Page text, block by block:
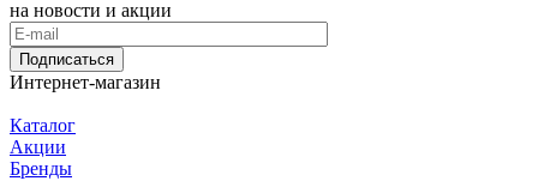
на новости и акции
Подписаться
Интернет-магазин
Каталог
Акции
Бренды